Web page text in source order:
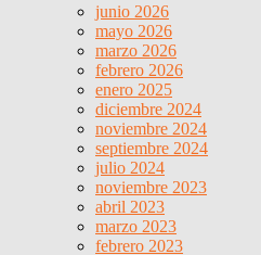
junio 2026
mayo 2026
marzo 2026
febrero 2026
enero 2025
diciembre 2024
noviembre 2024
septiembre 2024
julio 2024
noviembre 2023
abril 2023
marzo 2023
febrero 2023